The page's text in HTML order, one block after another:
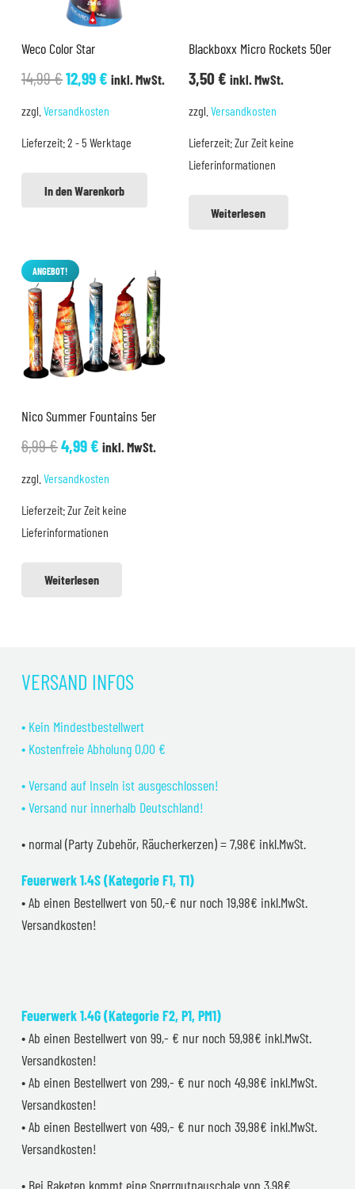
Weco Color Star
14,99€Ursprünglicher
14,99 €
12,99€Aktueller
12,99 €.
inkl. MwSt.
zzgl. Versandkosten
Lieferzeit:2 - 5 Werktage
In den Warenkorb
Blackboxx Micro Rockets 50er
3,50€ inkl. MwSt.
zzgl. Versandkosten
Lieferzeit:Zur Zeit keine
Lieferinformationen
Weiterlesen
ANGEBOT!
Nico Summer Fountains 5er
6,99€Ursprünglicher
6,99 €
4,99€Aktueller
4,99 €.
inkl. MwSt.
zzgl. Versandkosten
Lieferzeit:Zur Zeit keine
Lieferinformationen
Weiterlesen
VERSAND INFOS
• Kein Mindestbestellwert
• Kostenfreie Abholung 0,00 €
• Versand auf Inseln ist ausgeschlossen!
• Versand nur innerhalb Deutschland!
• normal (Party Zubehör, Räucherkerzen) = 7,98€ inkl.MwSt.
Feuerwerk 1.4S (Kategorie F1, T1)
• Ab einen Bestellwert von 50,-€ nur noch 19,98€ inkl.MwSt.
Versandkosten!
Feuerwerk 1.4G (Kategorie F2, P1, PM1)
• Ab einen Bestellwert von 99,- € nur noch 59,98€ inkl.MwSt.
Versandkosten!
• Ab einen Bestellwert von 299,- € nur noch 49,98€ inkl.MwSt.
Versandkosten!
• Ab einen Bestellwert von 499,- € nur noch 39,98€ inkl.MwSt.
Versandkosten!
• Bei Raketen kommt eine Sperrgutpauschale von 3,98€